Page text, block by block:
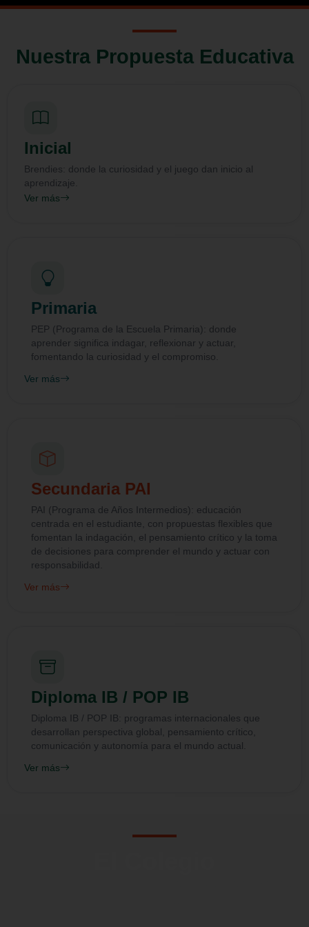
Nuestra Propuesta Educativa
Inicial
Brendies: donde la curiosidad y el juego dan inicio al
aprendizaje.
Ver más
Primaria
PEP (Programa de la Escuela Primaria): donde
aprender significa indagar, reflexionar y actuar,
fomentando la curiosidad y el compromiso.
Ver más
Secundaria PAI
PAI (Programa de Años Intermedios): educación
centrada en el estudiante, con propuestas flexibles que
fomentan la indagación, el pensamiento crítico y la toma
de decisiones para comprender el mundo y actuar con
responsabilidad.
Ver más
Diploma IB / POP IB
Diploma IB / POP IB: programas internacionales que
desarrollan perspectiva global, pensamiento crítico,
comunicación y autonomía para el mundo actual.
Ver más